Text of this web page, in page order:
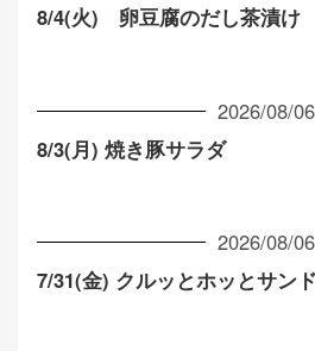
8/4(火) 卵豆腐のだし茶漬け
2026/08/06
8/3(月) 焼き豚サラダ
2026/08/06
7/31(金) クルッとホッとサンド